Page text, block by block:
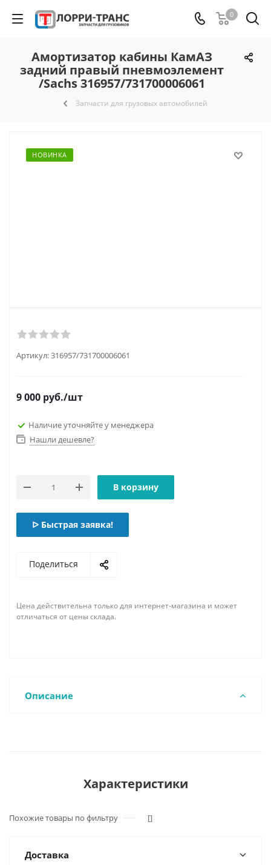
0
Амортизатор кабины КамАЗ
задний правый пневмоэлемент
/Sachs 316957/731700006061
Запчасти для грузовых автомобилей
НОВИНКА
Артикул:316957/731700006061
9 000 руб./шт
Наличие уточняйте у менеджера
Нашли дешевле?
В корзину
ᐅ Быстрая заявка!
Поделиться
Цена действительна только для интернет-магазина и может
отличаться от цены склада.
Описание
Характеристики
Похожие товары по фильтру []
Доставка